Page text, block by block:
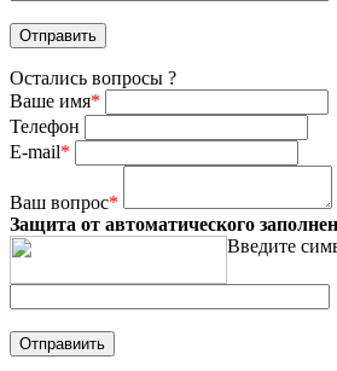
Остались вопросы ?
Ваше имя*
Телефон
E-mail*
Ваш вопрос*
Защита от автоматического
Введите